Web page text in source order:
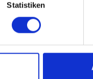
Statistiken